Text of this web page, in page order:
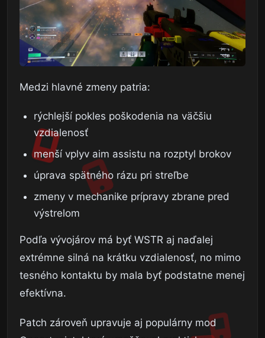
Medzi hlavné zmeny patria:
rýchlejší pokles poškodenia na väčšiu
vzdialenosť
menší vplyv aim assistu na rozptyl brokov
úprava spätného rázu pri streľbe
zmeny v mechanike prípravy zbrane pred
výstrelom
Podľa vývojárov má byť WSTR aj naďalej
extrémne silná na krátku vzdialenosť, no mimo
tesného kontaktu by mala byť podstatne menej
efektívna.
Patch zároveň upravuje aj populárny mod